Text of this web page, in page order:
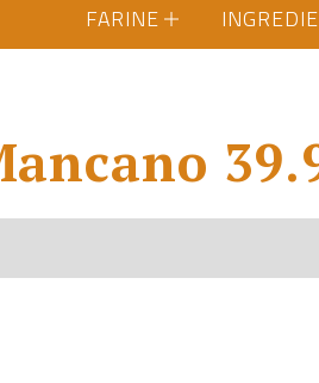
FARINE